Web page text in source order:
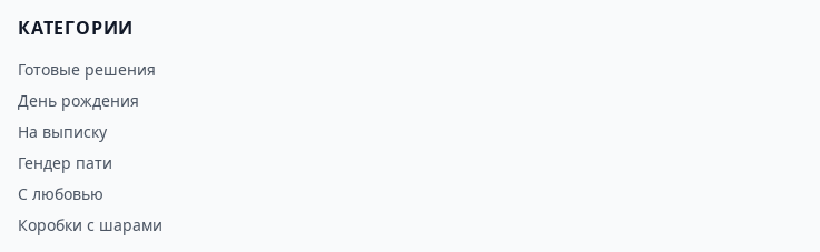
КАТЕГОРИИ
Готовые решения
День рождения
На выписку
Гендер пати
С любовью
Коробки с шарами